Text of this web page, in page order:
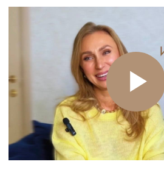
Политика конфиденциальности
Согласие на обработку персональных данных
Контролирующие организации
Юридическая информация
На сайте используются материалы сайта
ООО Студия Косметологии КОСМО
ОГРН 1185958069802
Лицензия ЛО41-01167-59/00364287